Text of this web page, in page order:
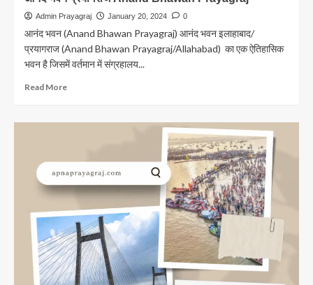
Admin Prayagraj January 20, 2024 0
आनंद भवन (Anand Bhawan Prayagraj) आनंद भवन इलाहाबाद/
प्रयागराज (Anand Bhawan Prayagraj/Allahabad) का एक ऐतिहासिक
भवन है जिसमें वर्तमान में संग्रहालय...
Read MoreRead
आनंद
Anand
Bhawan
Prayagraj